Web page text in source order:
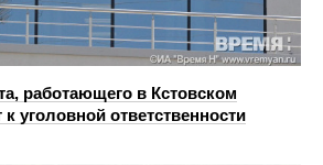
работающего в Кстовском
уголовной ответственности